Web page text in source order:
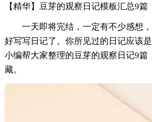
【精华】豆芽的观察日记模板汇总9篇
一天即将完结，一定有不少感想，
好写写日记了。你所见过的日记应该
小编帮大家整理的豆芽的观察日记9篇
藏。